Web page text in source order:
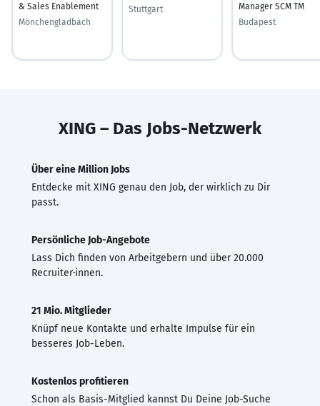
& Sales Enablement
Mönchengladbach
Stuttgart
Manager SCM TM
Budapest
XING – Das Jobs-Netzwerk
Über eine Million Jobs
Entdecke mit XING genau den Job, der wirklich zu Dir
passt.
Persönliche Job-Angebote
Lass Dich finden von Arbeitgebern und über 20.000
Recruiter·innen.
21 Mio. Mitglieder
Knüpf neue Kontakte und erhalte Impulse für ein
besseres Job-Leben.
Kostenlos profitieren
Schon als Basis-Mitglied kannst Du Deine Job-Suche